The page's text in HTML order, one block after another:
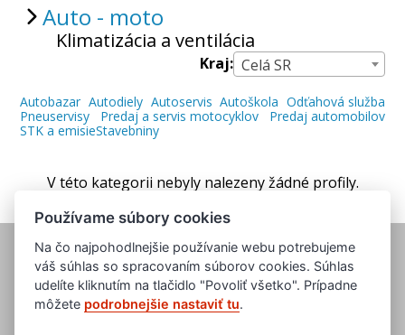
Auto - moto
Klimatizácia a ventilácia
Kraj: Celá SR
Autobazar Autodiely Autoservis Autoškola Odťahová služba
Pneuservisy
Predaj a servis motocyklov
Predaj automobilov
STK a emisieStavebniny
V této kategorii nebyly nalezeny žádné profily.
Používame súbory cookies
Na čo najpohodlnejšie používanie webu potrebujeme
váš súhlas so spracovaním súborov cookies. Súhlas
udelíte kliknutím na tlačidlo "Povoliť všetko". Prípadne
môžete podrobnejšie nastaviť tu.